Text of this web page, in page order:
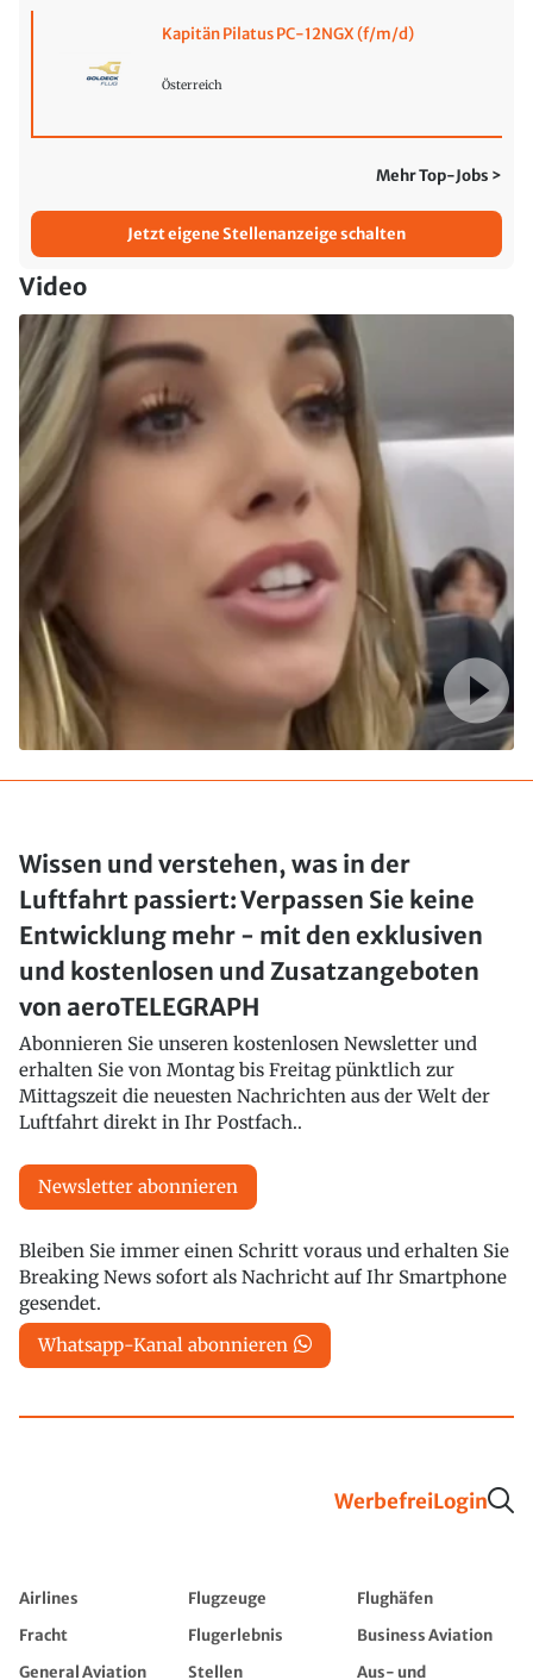
Kapitän Pilatus PC-12NGX (f/m/d)
Österreich
Mehr Top-Jobs >
Jetzt eigene Stellenanzeige schalten
Video
Wissen und verstehen, was in der
Luftfahrt passiert: Verpassen Sie keine
Entwicklung mehr - mit den exklusiven
und kostenlosen und Zusatzangeboten
von aeroTELEGRAPH
Abonnieren Sie unseren kostenlosen Newsletter und
erhalten Sie von Montag bis Freitag pünktlich zur
Mittagszeit die neuesten Nachrichten aus der Welt der
Luftfahrt direkt in Ihr Postfach..
Newsletter abonnieren
Bleiben Sie immer einen Schritt voraus und erhalten Sie
Breaking News sofort als Nachricht auf Ihr Smartphone
gesendet.
Whatsapp-Kanal abonnieren
WerbefreiLogin
Airlines Flugzeuge
Flughäfen
Fracht
Flugerlebnis
Business Aviation
General Aviation
Stellen
Aus- und